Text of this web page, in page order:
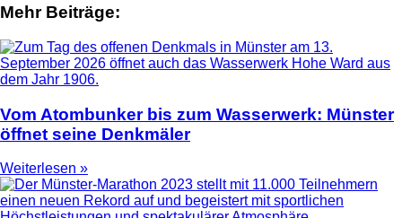
Mehr Beiträge:
Vom Atombunker bis zum Wasserwerk: Münster
öffnet seine Denkmäler
Weiterlesen »